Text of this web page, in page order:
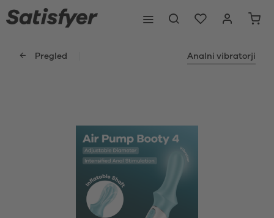
Pregled Analni vibratorji